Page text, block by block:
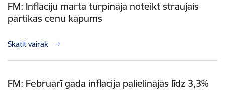
FM: Inflāciju martā turpināja noteikt straujais
pārtikas cenu kāpums
Skatīt vairāk
FM: Februārī gada inflācija palielinājās līdz 3,3%